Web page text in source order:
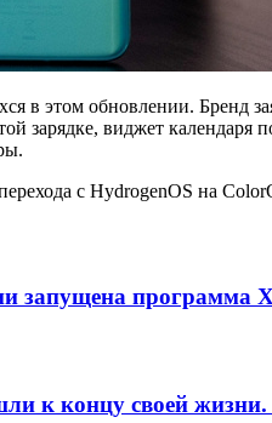
в этом обновлении. Бренд
зарядке, виджет календаря
с HydrogenOS на
запущена программа
к концу своей жизни.